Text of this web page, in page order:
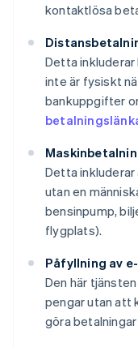
kontaktlösa
Detta
inte är fysiskt
bankuppgifter
Detta inkluderar
utan en
bensinpump,
flygplats).
Påfyllning av
Den här
pengar utan att
göra